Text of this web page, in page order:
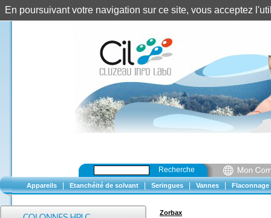
Recherche
Appareils Etanchéité de solvant Seringues Vannes Flaconnage
Zorbax
En poursuivant votre navigation sur ce site, vous acceptez